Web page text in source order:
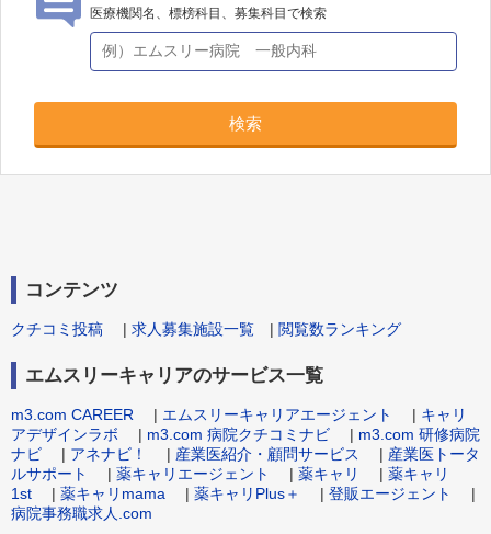
医療機関名、標榜科目、募集科目で検索
検索
コンテンツ
クチコミ投稿 | 求人募集施設一覧 | 閲覧数ランキング
エムスリーキャリアのサービス一覧
m3.com CAREER | エムスリーキャリアエージェント | キャリ
アデザインラボ | m3.com 病院クチコミナビ | m3.com 研修病院
ナビ | アネナビ！ | 産業医紹介・顧問サービス | 産業医トータ
ルサポート
| 薬キャリエージェント | 薬キャリ | 薬キャリ
1st | 薬キャリmama | 薬キャリPlus＋ | 登販エージェント
|
病院事務職求人.com